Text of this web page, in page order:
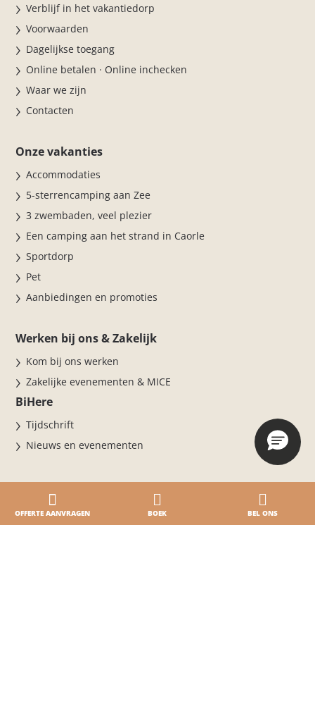
OFFERTE AANVRAGEN BOEK BEL ONS
Verblijf in het vakantiedorp
Voorwaarden
Dagelijkse toegang
Online betalen · Online inchecken
Waar we zijn
Contacten
Onze vakanties
Accommodaties
5-sterrencamping aan Zee
3 zwembaden, veel plezier
Een camping aan het strand in Caorle
Sportdorp
Pet
Aanbiedingen en promoties
Werken bij ons & Zakelijk
Kom bij ons werken
Zakelijke evenementen & MICE
BiHere
Tijdschrift
Nieuws en evenementen